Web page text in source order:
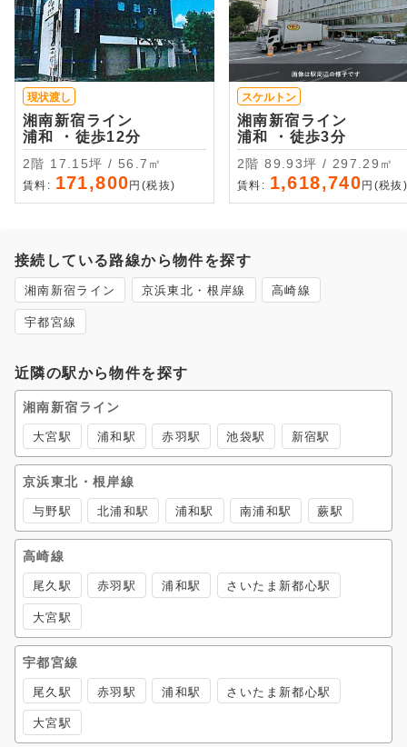
現状渡し
湘南新宿ライン
浦和 ・徒歩12分
2階 17.15坪 / 56.7㎡
賃料: 171,800 円(税抜)
スケルトン
湘南新宿ライン
浦和 ・徒歩3分
2階 89.93坪 / 297.29㎡
賃料: 1,618,740 円(税抜
接続している路線から物件を探す
湘南新宿ライン 京浜東北・根岸線 高崎線
宇都宮線
近隣の駅から物件を探す
湘南新宿ライン
大宮駅 浦和駅 赤羽駅 池袋駅 新宿駅
京浜東北・根岸線
与野駅 北浦和駅 浦和駅 南浦和駅 蕨駅
高崎線
尾久駅 赤羽駅 浦和駅 さいたま新都心駅
大宮駅
宇都宮線
尾久駅 赤羽駅 浦和駅 さいたま新都心駅
大宮駅